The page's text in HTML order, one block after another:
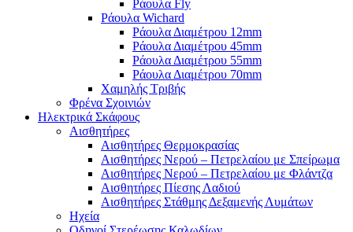
Ράουλα Fly
Ράουλα Wichard
Ράουλα Διαμέτρου 12mm
Ράουλα Διαμέτρου 45mm
Ράουλα Διαμέτρου 55mm
Ράουλα Διαμέτρου 70mm
Χαμηλής Τριβής
Φρένα Σχοινιών
Ηλεκτρικά Σκάφους
Αισθητήρες
Αισθητήρες Θερμοκρασίας
Αισθητήρες Νερού – Πετρελαίου με Σπείρωμα
Αισθητήρες Νερού – Πετρελαίου με Φλάντζα
Αισθητήρες Πίεσης Λαδιού
Αισθητήρες Στάθμης Δεξαμενής Λυμάτων
Ηχεία